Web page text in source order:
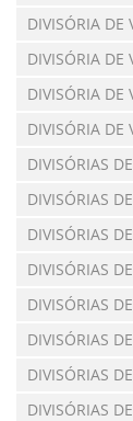
DIVISÓRIA DE
DIVISÓRIA DE
DIVISÓRIA DE
DIVISÓRIA DE
DIVISÓRIAS
DIVISÓRIAS
DIVISÓRIAS
DIVISÓRIAS
DIVISÓRIAS
DIVISÓRIAS
DIVISÓRIAS
DIVISÓRIAS